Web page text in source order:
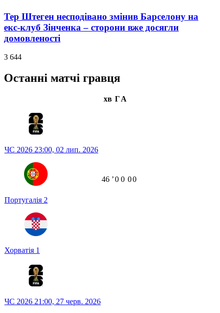
Тер Штеген несподівано змінив Барселону на
екс-клуб Зінченка – сторони вже досягли
домовленості
3 644
Останні матчі гравця
хв ГА
ЧС 2026 23:00, 02 лип. 2026
Португалія 2
Хорватія 1
46 ʼ0 0 00
ЧС 2026 21:00, 27 черв. 2026